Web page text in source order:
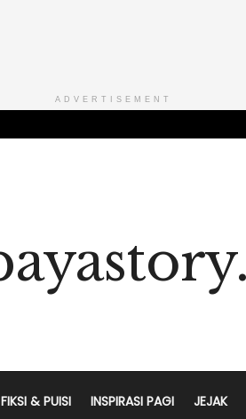
ADVERTISEMENT
FIKSI & PUISI INSPIRASI PAGI JEJAK